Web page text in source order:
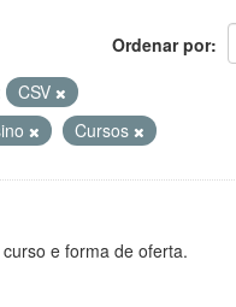
Ordenar por
CSV
Cursos
e forma de oferta.